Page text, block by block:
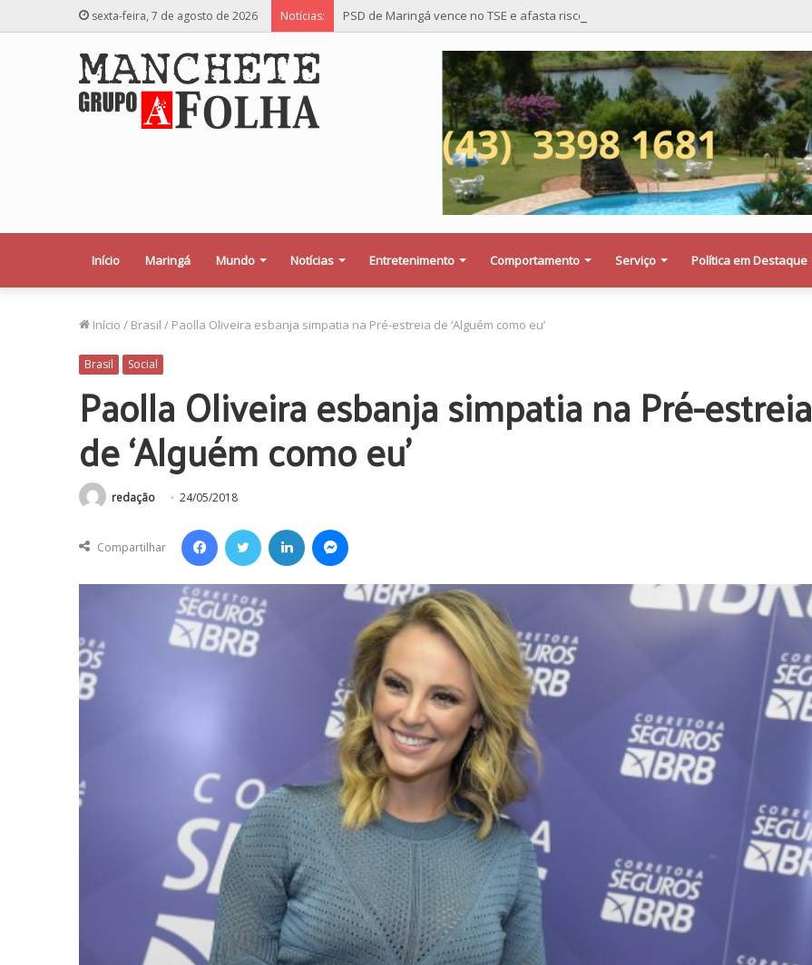
sexta-feira, 7 de agosto de 2026 Notícias: PSD de Maringá vence no TSE e afasta risco de mudança nas cadeiras da Câmara
Início Maringá Mundo Notícias Entretenimento Comportamento Serviço Política em Destaque
Início / Brasil / Paolla Oliveira esbanja simpatia na Pré-estreia de ‘Alguém como eu’
Brasil Social
Paolla Oliveira esbanja simpatia na Pré-estreia
de ‘Alguém como eu’
redação 24/05/2018
Compartilhar